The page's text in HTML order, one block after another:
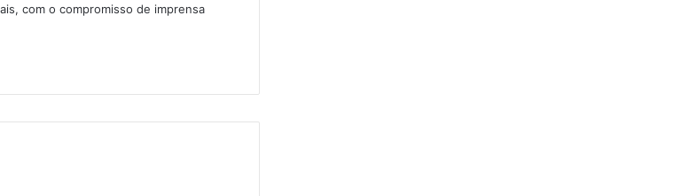
com o compromisso de imprensa